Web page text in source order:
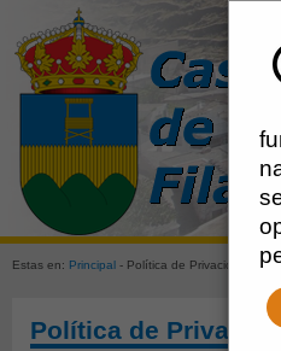
Estas en: Principal - Política de Privacidad
Política de